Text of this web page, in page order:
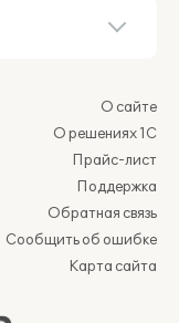
О сайте
О решениях 1С
Прайс-лист
Поддержка
Обратная связь
Сообщить об ошибке
Карта сайта